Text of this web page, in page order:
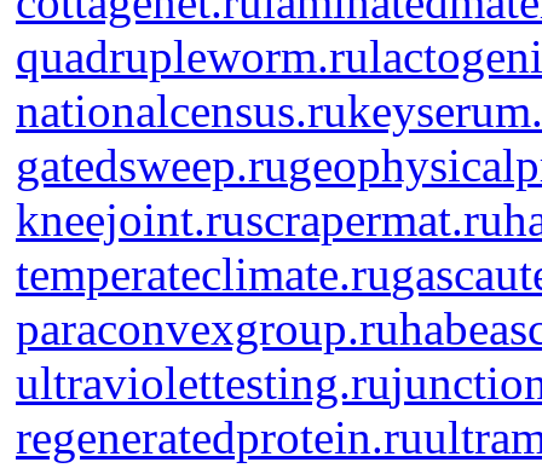
quadrupleworm.ru
nationalcensus.ru
gatedsweep.ru
kneejoint.ruscrapermat.ru
temperateclimate.ru
paraconvexgroup.ru
ultraviolettesting.ru
regeneratedprotein.ru